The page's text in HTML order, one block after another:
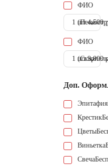
ФИО
1 шт.4.500
ФИО
1 шт.9.000
Доп.
Эпитафия
Крестик
Цветы
Виньетка
Свеча